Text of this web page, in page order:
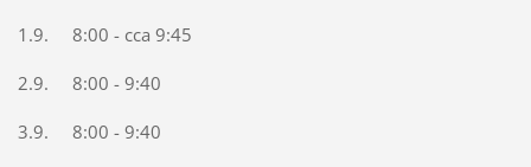
1.9. 8:00 - cca 9:45
2.9. 8:00 - 9:40
3.9. 8:00 - 9:40